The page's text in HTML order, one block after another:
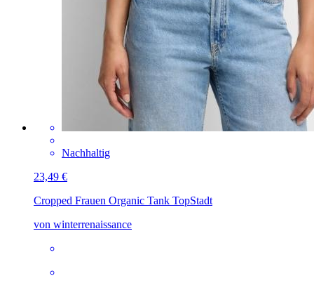
Nachhaltig
23,49 €
Cropped Frauen Organic Tank TopStadt
von winterrenaissance